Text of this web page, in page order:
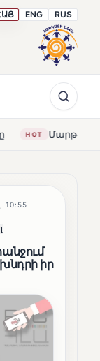
ENG RUS
«Հայաստանն ու
10:55
խնդրի իր